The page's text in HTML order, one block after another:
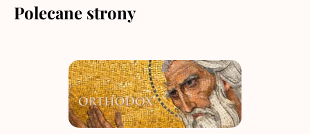
Polecane strony